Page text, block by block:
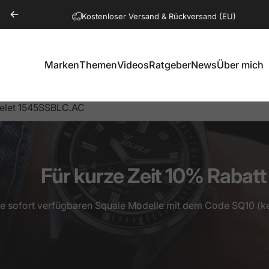
Kostenloser Versand & Rückversand (EU)
MarkenThemenVideosRatgeberNewsÜber mich
1545SSBLC.AC
FürkurzeZeit10% Rabatt
sofort verfügbaren Squale Modelle mit dem Code SQ10